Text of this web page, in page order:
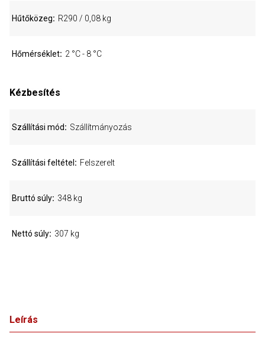
Leírás
Hűtőközeg R290 / 0,08 kg
Hőmérséklet 2 °C - 8 °C
Kézbesítés
Szállítási mód Szállítmányozás
Szállítási feltétel Felszerelt
Bruttó súly 348 kg
Nettó súly 307 kg